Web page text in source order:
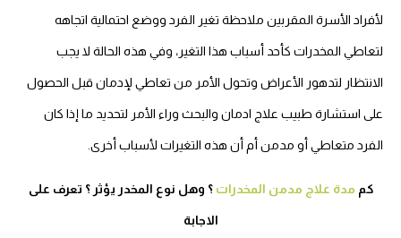
لأفراد الأسرة المقربين ملاحظة تغير الفرد ووضع احتمالية اتجاهه
لتعاطي المخدرات كأحد أسباب هذا التغير، وفي هذه الحالة لا يجب
الانتظار لتدهور الأعراض وتحول الأمر من تعاطي لإدمان قبل الحصول
على استشارة طبيب علاج ادمان والبحث وراء الأمر لتحديد ما إذا كان
الفرد متعاطي أو مدمن أم أن هذه التغيرات لأسباب أخرى.
كم مدة علاج مدمن المخدرات ؟ وهل نوع المخدر يؤثر ؟ تعرف على
الاجابة